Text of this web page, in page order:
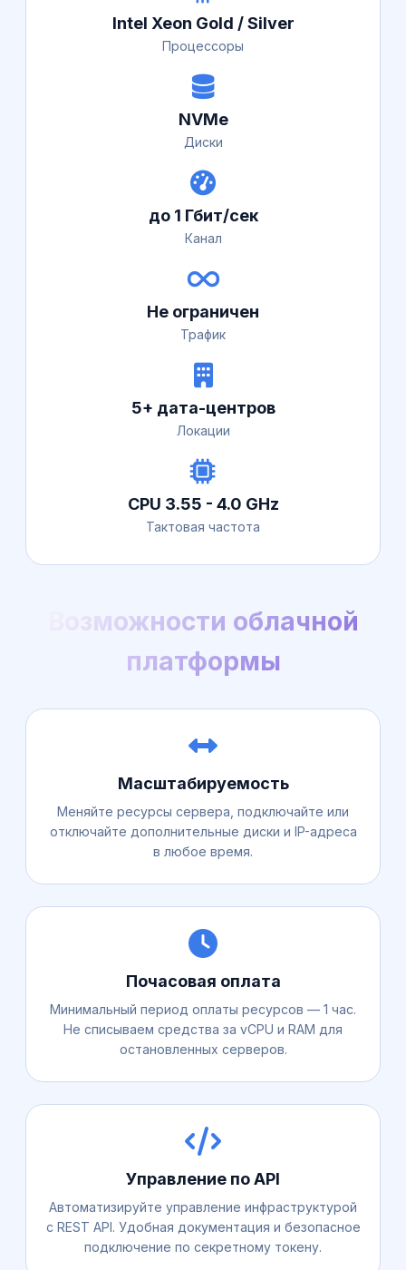
Intel Xeon Gold / Silver
Процессоры
NVMe
Диски
до 1 Гбит/сек
Канал
Не ограничен
Трафик
5+ дата-центров
Локации
CPU 3.55 - 4.0 GHz
Тактовая частота
Возможности облачной
платформы
Масштабируемость
Меняйте ресурсы сервера, подключайте или
отключайте дополнительные диски и IP-адреса
в любое время.
Почасовая оплата
Минимальный период оплаты ресурсов — 1 час.
Не списываем средства за vCPU и RAM для
остановленных серверов.
Управление по API
Автоматизируйте управление инфраструктурой
с REST API. Удобная документация и безопасное
подключение по секретному токену.